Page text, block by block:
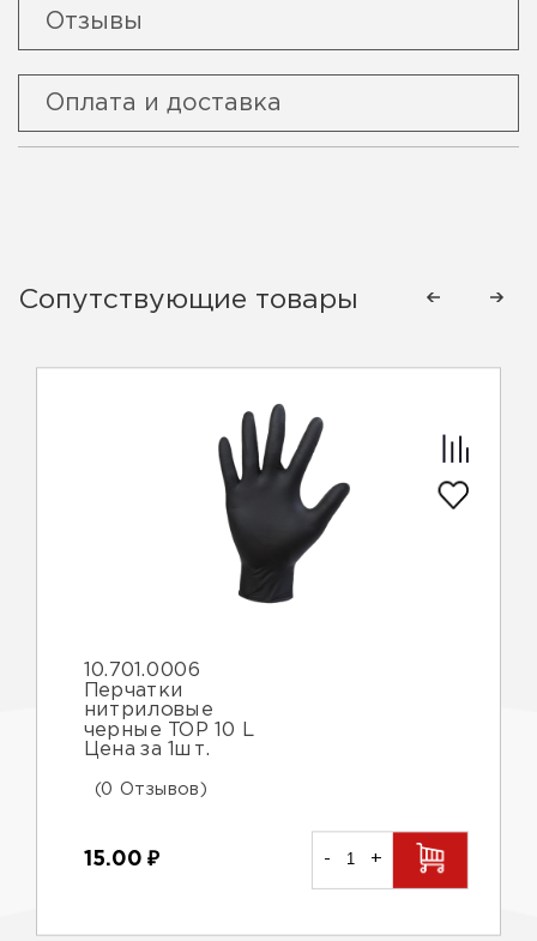
Отзывы
Оплата и доставка
Сопутствующие товары
10.701.0006
Перчатки
нитриловые
черные TOP 10 L
Цена за 1шт.
(0 Отзывов)
15.00₽ - +